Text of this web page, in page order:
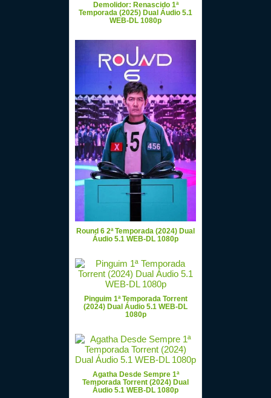
Demolidor: Renascido 1ª
Temporada (2025) Dual Áudio 5.1
WEB-DL 1080p
Round 6 2ª Temporada (2024) Dual
Áudio 5.1 WEB-DL 1080p
Pinguim 1ª Temporada Torrent
(2024) Dual Áudio 5.1 WEB-DL
1080p
Agatha Desde Sempre 1ª
Temporada Torrent (2024) Dual
Áudio 5.1 WEB-DL 1080p